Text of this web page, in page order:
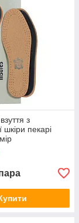
з
шкіри пекарі